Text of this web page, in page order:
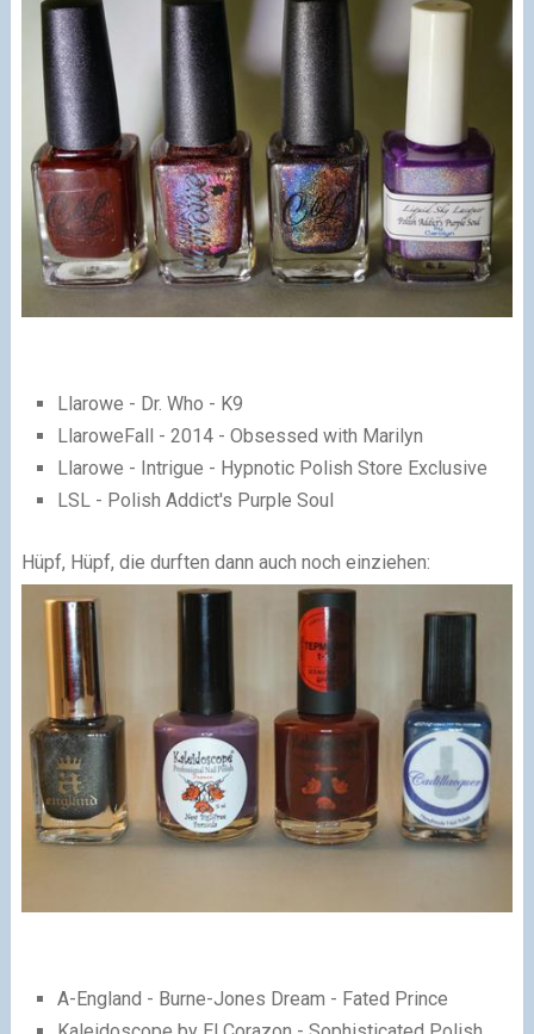
Llarowe - Dr. Who - K9
LlaroweFall - 2014 - Obsessed with Marilyn
Llarowe - Intrigue - Hypnotic Polish Store Exclusive
LSL - Polish Addict's Purple Soul
Hüpf, Hüpf, die durften dann auch noch einziehen:
A-England - Burne-Jones Dream - Fated Prince